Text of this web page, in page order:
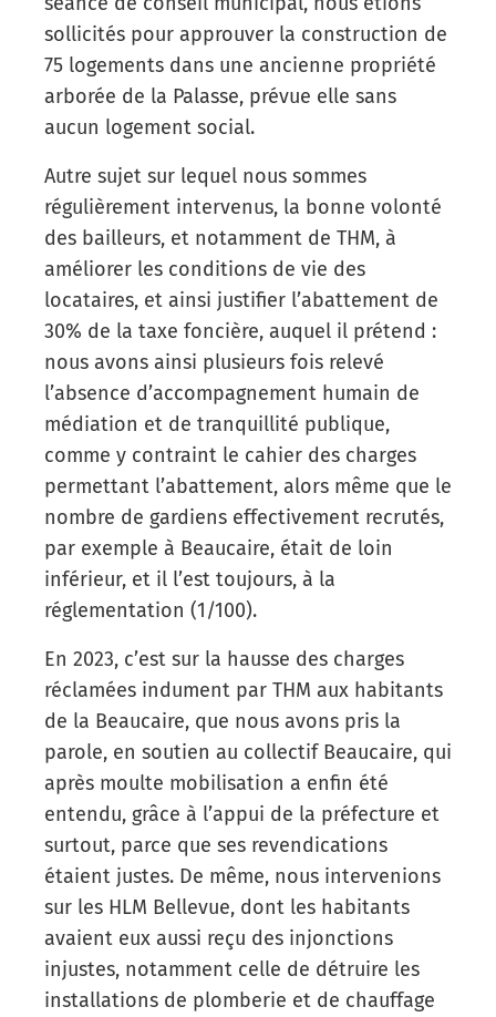
sollicités pour approuver la construction de
75 logements dans une ancienne propriété
arborée de la Palasse, prévue elle sans
aucun logement social.
Autre sujet sur lequel nous sommes
régulièrement intervenus, la bonne volonté
des bailleurs, et notamment de THM, à
améliorer les conditions de vie des
locataires, et ainsi justifier l’abattement de
30% de la taxe foncière, auquel il prétend :
nous avons ainsi plusieurs fois relevé
l’absence d’accompagnement humain de
médiation et de tranquillité publique,
comme y contraint le cahier des charges
permettant l’abattement, alors même que le
nombre de gardiens effectivement recrutés,
par exemple à Beaucaire, était de loin
inférieur, et il l’est toujours, à la
réglementation (1/100).
En 2023, c’est sur la hausse des charges
réclamées indument par THM aux habitants
de la Beaucaire, que nous avons pris la
parole, en soutien au collectif Beaucaire, qui
après moulte mobilisation a enfin été
entendu, grâce à l’appui de la préfecture et
surtout, parce que ses revendications
étaient justes. De même, nous intervenions
sur les HLM Bellevue, dont les habitants
avaient eux aussi reçu des injonctions
injustes, notamment celle de détruire les
installations de plomberie et de chauffage